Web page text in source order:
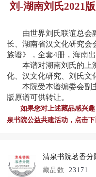
刘-湖南刘氏2021
由世界刘氏联谊总会
长、湖南省汉文化研究会
族谱》，全套4册，海南
本谱对湖南刘氏的上
化、汉文化研究、刘氏文
本院受本谱编委会副
版原谱可供转让。
如果您对上述藏品感兴
泉书院公益共建活动，点击下
清泉书院茗香分
藏品数 23171